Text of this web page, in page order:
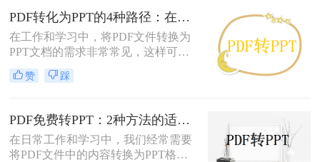
PDF转化为PPT的4种路径：在线、客户端、插件和手动各有什么区别！
在工作和学习中，将PDF文件转换为
PPT文档的需求非常常见，这样可以
方便地进行演示和分享。那么pdf如何
转化为ppt呢？本文将介绍四种常见的
求选择最合适的方式。
赞 踩
PDF免费转PPT：2种方法的适用场景和操作差异！
在日常工作和学习中，我们经常需要
将PDF文件中的内容转换为PPT格